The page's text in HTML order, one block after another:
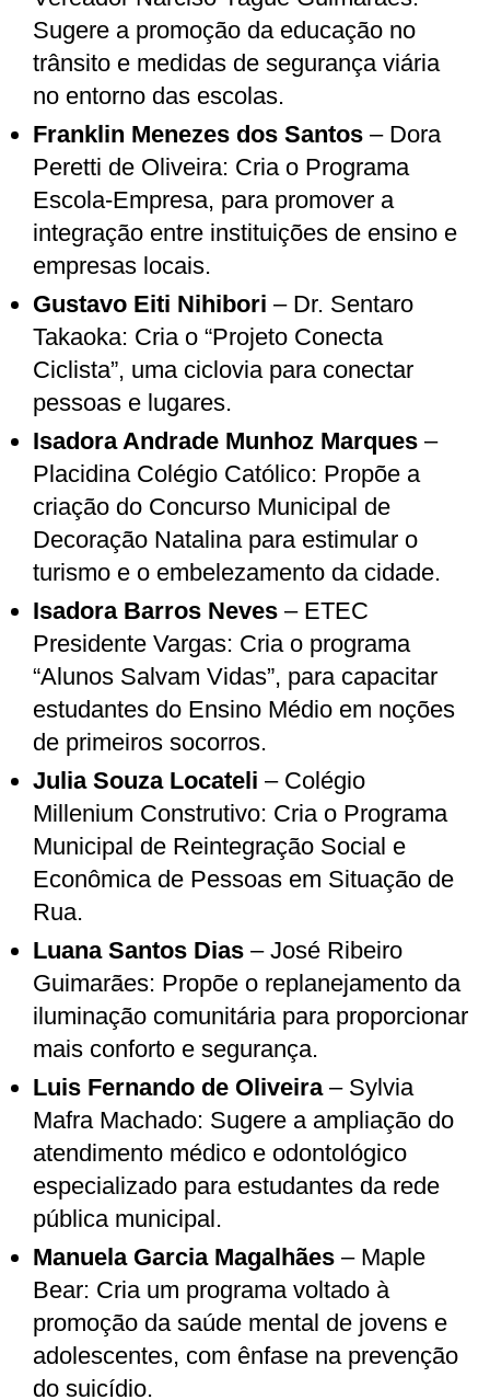
Sugere a promoção da educação no
trânsito e medidas de segurança viária
no entorno das escolas.
Franklin Menezes dos Santos – Dora
Peretti de Oliveira: Cria o Programa
Escola-Empresa, para promover a
integração entre instituições de ensino e
empresas locais.
Gustavo Eiti Nihibori – Dr. Sentaro
Takaoka: Cria o “Projeto Conecta
Ciclista”, uma ciclovia para conectar
pessoas e lugares.
Isadora Andrade Munhoz Marques –
Placidina Colégio Católico: Propõe a
criação do Concurso Municipal de
Decoração Natalina para estimular o
turismo e o embelezamento da cidade.
Isadora Barros Neves – ETEC
Presidente Vargas: Cria o programa
“Alunos Salvam Vidas”, para capacitar
estudantes do Ensino Médio em noções
de primeiros socorros.
Julia Souza Locateli – Colégio
Millenium Construtivo: Cria o Programa
Municipal de Reintegração Social e
Econômica de Pessoas em Situação de
Rua.
Luana Santos Dias – José Ribeiro
Guimarães: Propõe o replanejamento da
iluminação comunitária para proporcionar
mais conforto e segurança.
Luis Fernando de Oliveira– Sylvia
Mafra Machado: Sugere a ampliação do
atendimento médico e odontológico
especializado para estudantes da rede
pública municipal.
Manuela Garcia Magalhães – Maple
Bear: Cria um programa voltado à
promoção da saúde mental de jovens e
adolescentes, com ênfase na prevenção
do suicídio.